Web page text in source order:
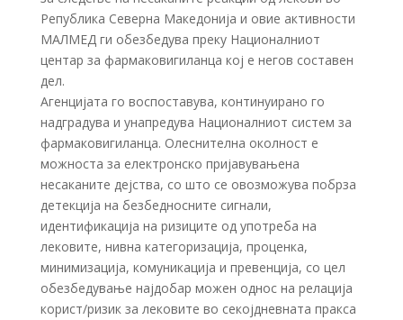
Република Северна Македонија и овие активности
МАЛМЕД ги обезбедува преку Националниот
центар за фармаковигиланца кој е негов составен
дел.
Агенцијата го воспоставува, континуирано го
надградува и унапредува Националниот систем за
фармаковигиланца. Олеснителна околност е
можноста за електронско пријавувањена
несаканите дејства, со што се овозможува побрза
детекција на безбедносните сигнали,
идентификација на ризиците од употреба на
лековите, нивна категоризација, проценка,
минимизација, комуникација и превенција, со цел
обезбедување најдобар можен однос на релација
корист/ризик за лековите во секојдневната пракса